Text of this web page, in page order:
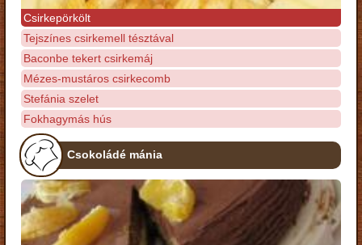
Csirkepörkölt
Tejszínes csirkemell tésztával
Baconbe tekert csirkemáj
Mézes-mustáros csirkecomb
Stefánia szelet
Fokhagymás hús
Csokoládé mánia